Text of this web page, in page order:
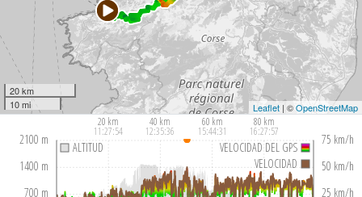
20 km
10 mi
Leaflet | ©OpenStreetMap